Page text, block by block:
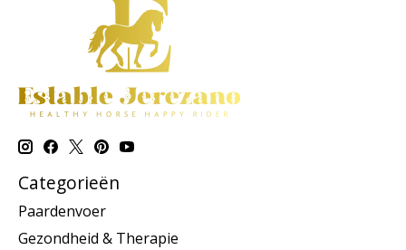
Categorieën
Paardenvoer
Gezondheid & Therapie